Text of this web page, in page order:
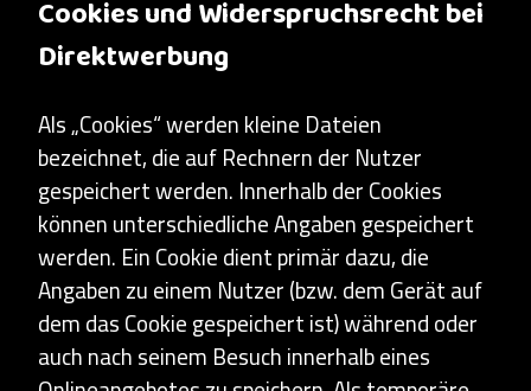
Cookies und Widerspruchsrecht bei
Direktwerbung
Als „Cookies“ werden kleine Dateien
bezeichnet, die auf Rechnern der Nutzer
gespeichert werden. Innerhalb der Cookies
können unterschiedliche Angaben gespeichert
werden. Ein Cookie dient primär dazu, die
Angaben zu einem Nutzer (bzw. dem Gerät auf
dem das Cookie gespeichert ist) während oder
auch nach seinem Besuch innerhalb eines